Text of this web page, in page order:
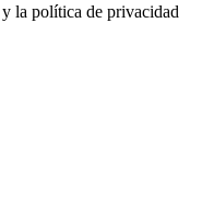
la política de privacidad